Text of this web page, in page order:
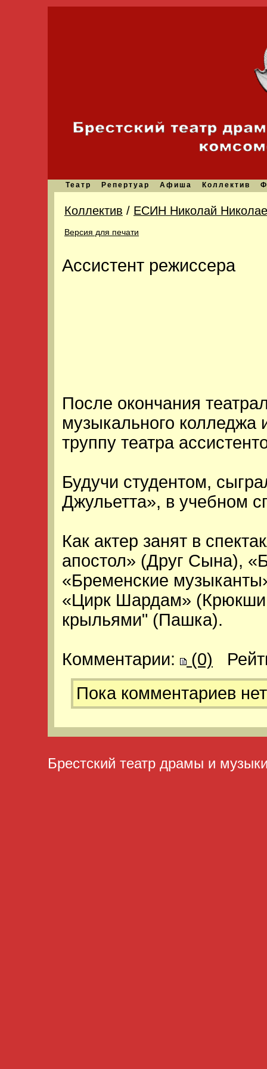
Театр Репертуар Афиша Коллектив
Коллектив / ЕСИН Николай
Версия для печати
Ассистент режиссера
После окончания
музыкального
труппу театра
Будучи студентом,
Джульетта», в учебном
Как актер занят в
апостол» (Друг Сына),
«Бременские
«Цирк Шардам»
крыльями" (Пашка).
Комментарии: (0)
Пока комментариев нет
Брестский театр драмы и